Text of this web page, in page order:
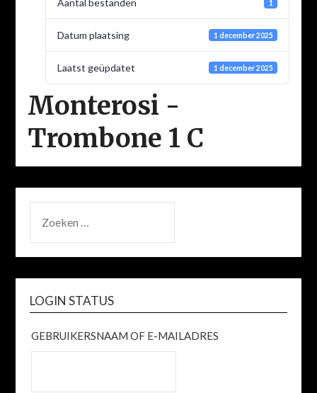
Aantal bestanden 1
Datum plaatsing 1 december 2025
Laatst geüpdatet 1 december 2025
Monterosi -
Trombone 1 C
NAAR:
LOGIN STATUS
GEBRUIKERSNAAM OF E-MAILADRES